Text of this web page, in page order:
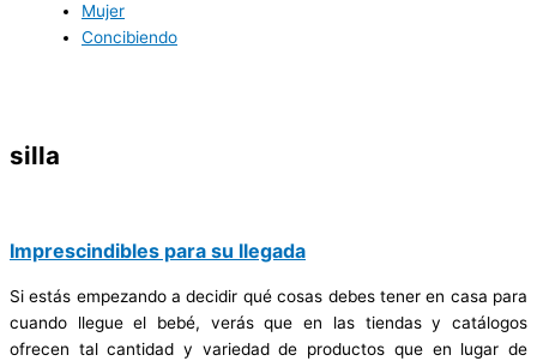
Mujer
Concibiendo
silla
Imprescindibles para su llegada
Si estás empezando a decidir qué cosas debes tener en casa para
cuando llegue el bebé, verás que en las tiendas y catálogos
ofrecen tal cantidad y variedad de productos que en lugar de